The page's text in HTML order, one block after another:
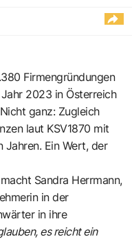
Firmengründungen
2023 in Österreich
ganz: Zugleich
laut KSV1870 mit
Jahren. Ein Wert, der
Sandra Herrmann,
in der
in ihre
es reicht ein